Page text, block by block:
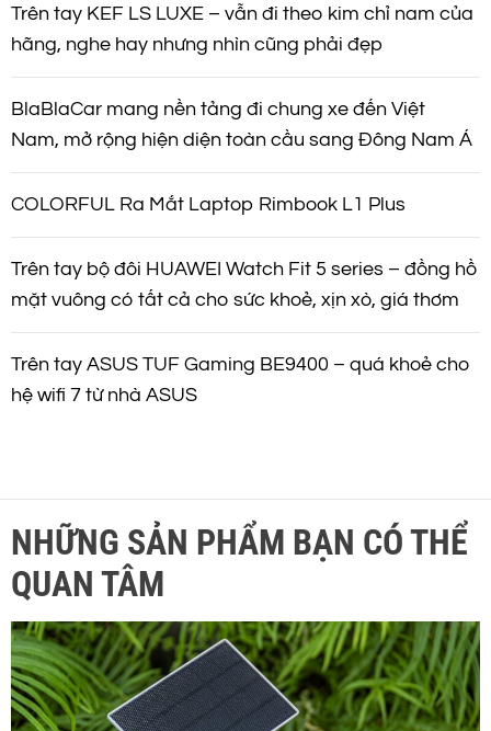
Trên tay KEF LS LUXE – vẫn đi theo kim chỉ nam của
hãng, nghe hay nhưng nhìn cũng phải đẹp
BlaBlaCar mang nền tảng đi chung xe đến Việt
Nam, mở rộng hiện diện toàn cầu sang Đông Nam Á
COLORFUL Ra Mắt Laptop Rimbook L1 Plus
Trên tay bộ đôi HUAWEI Watch Fit 5 series – đồng hồ
mặt vuông có tất cả cho sức khoẻ, xịn xò, giá thơm
Trên tay ASUS TUF Gaming BE9400 – quá khoẻ cho
hệ wifi 7 từ nhà ASUS
NHỮNG SẢN PHẨM BẠN CÓ THỂ
QUAN TÂM